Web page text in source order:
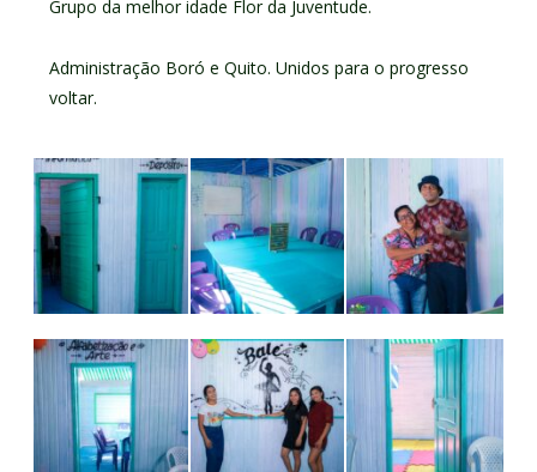
Grupo da melhor idade Flor da Juventude.
Administração Boró e Quito. Unidos para o progresso
voltar.